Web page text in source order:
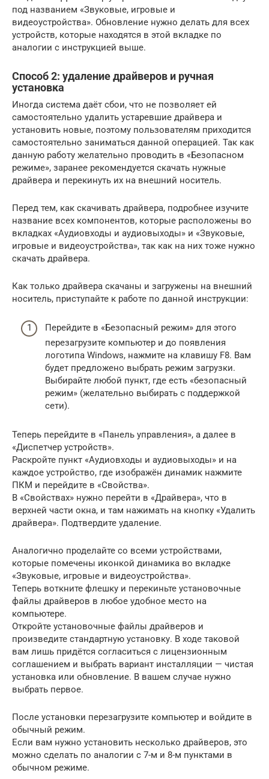
под названием «Звуковые, игровые и
видеоустройства». Обновление нужно делать для всех
устройств, которые находятся в этой вкладке по
аналогии с инструкцией выше.
Способ 2: удаление драйверов и ручная
установка
Иногда система даёт сбои, что не позволяет ей
самостоятельно удалить устаревшие драйвера и
установить новые, поэтому пользователям приходится
самостоятельно заниматься данной операцией. Так как
данную работу желательно проводить в «Безопасном
режиме», заранее рекомендуется скачать нужные
драйвера и перекинуть их на внешний носитель.
Перед тем, как скачивать драйвера, подробнее изучите
название всех компонентов, которые расположены во
вкладках «Аудиовходы и аудиовыходы» и «Звуковые,
игровые и видеоустройства», так как на них тоже нужно
скачать драйвера.
Как только драйвера скачаны и загружены на внешний
носитель, приступайте к работе по данной инструкции:
Перейдите в «Безопасный режим» для этого
перезагрузите компьютер и до появления
логотипа Windows, нажмите на клавишу F8. Вам
будет предложено выбрать режим загрузки.
Выбирайте любой пункт, где есть «безопасный
режим» (желательно выбирать с поддержкой
сети).
Теперь перейдите в «Панель управления», а далее в
«Диспетчер устройств».
Раскройте пункт «Аудиовходы и аудиовыходы» и на
каждое устройство, где изображён динамик нажмите
ПКМ и перейдите в «Свойства».
В «Свойствах» нужно перейти в «Драйвера», что в
верхней части окна, и там нажимать на кнопку «Удалить
драйвера». Подтвердите удаление.
Аналогично проделайте со всеми устройствами,
которые помечены иконкой динамика во вкладке
«Звуковые, игровые и видеоустройства».
Теперь воткните флешку и перекиньте установочные
файлы драйверов в любое удобное место на
компьютере.
Откройте установочные файлы драйверов и
произведите стандартную установку. В ходе таковой
вам лишь придётся согласиться с лицензионным
соглашением и выбрать вариант инсталляции — чистая
установка или обновление. В вашем случае нужно
выбрать первое.
После установки перезагрузите компьютер и войдите в
обычный режим.
Если вам нужно установить несколько драйверов, это
можно сделать по аналогии с 7-м и 8-м пунктами в
обычном режиме.